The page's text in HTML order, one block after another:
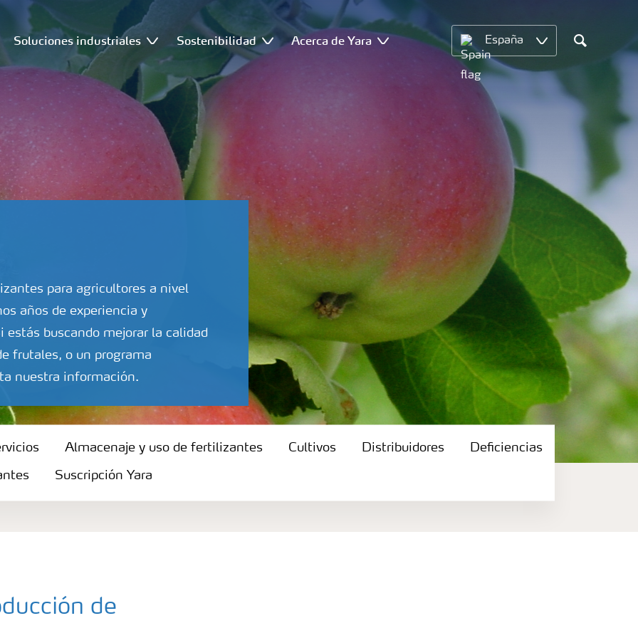
Soluciones industriales Sostenibilidad Acerca de Yara España
Search
para agricultores a nivel
años de experiencia y
buscando mejorar la calidad
frutales, o un programa
nuestra información.
Almacenaje y uso de fertilizantes Cultivos Distribuidores Deficiencias
Suscripción Yara
de